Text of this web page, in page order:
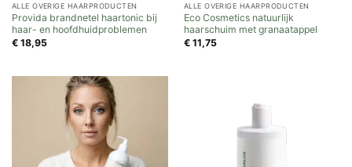
ALLE OVERIGE HAARPRODUCTEN
Provida brandnetel haartonic bij
haar- en hoofdhuidproblemen
€18,95
ALLE OVERIGE HAARPRODUCTEN
Eco Cosmetics natuurlijk
haarschuim met granaatappel
€11,75